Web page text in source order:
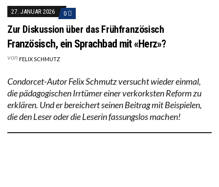
27. JANUAR 2026 0
Zur Diskussion über das Frühfranzösisch
Französisch, ein Sprachbad mit «Herz»?
von FELIX SCHMUTZ
Condorcet-Autor Felix Schmutz versucht wieder einmal,
die pädagogischen Irrtümer einer verkorksten Reform zu
erklären. Und er bereichert seinen Beitrag mit Beispielen,
die den Leser oder die Leserin fassungslos machen!